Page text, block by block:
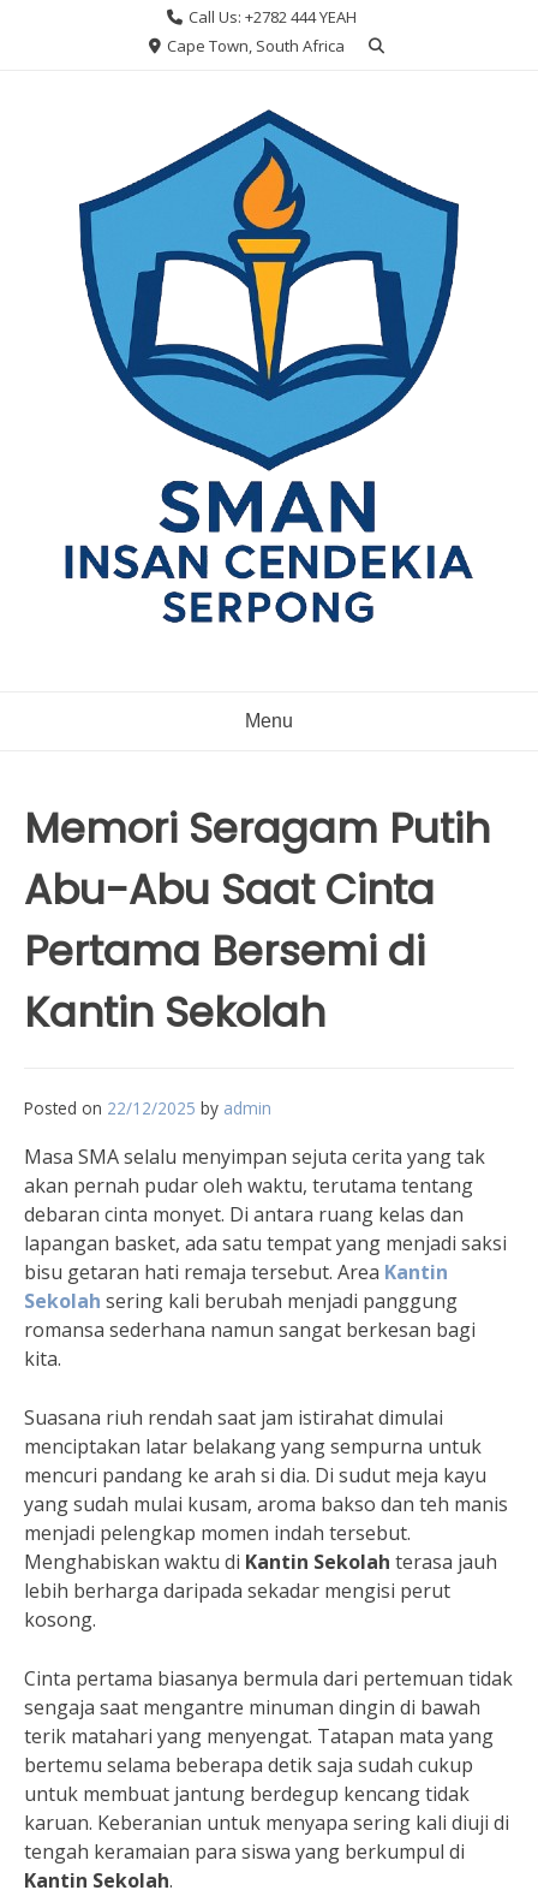
Call Us: +2782 444 YEAH
Cape Town, South Africa
Menu
Memori Seragam Putih
Abu-Abu Saat Cinta
Pertama Bersemi di
Kantin Sekolah
Posted on 22/12/2025 by admin
Masa SMA selalu menyimpan sejuta cerita yang tak
akan pernah pudar oleh waktu, terutama tentang
debaran cinta monyet. Di antara ruang kelas dan
lapangan basket, ada satu tempat yang menjadi saksi
bisu getaran hati remaja tersebut. Area Kantin
Sekolah sering kali berubah menjadi panggung
romansa sederhana namun sangat berkesan bagi
kita.
Suasana riuh rendah saat jam istirahat dimulai
menciptakan latar belakang yang sempurna untuk
mencuri pandang ke arah si dia. Di sudut meja kayu
yang sudah mulai kusam, aroma bakso dan teh manis
menjadi pelengkap momen indah tersebut.
Menghabiskan waktu di Kantin Sekolah terasa jauh
lebih berharga daripada sekadar mengisi perut
kosong.
Cinta pertama biasanya bermula dari pertemuan tidak
sengaja saat mengantre minuman dingin di bawah
terik matahari yang menyengat. Tatapan mata yang
bertemu selama beberapa detik saja sudah cukup
untuk membuat jantung berdegup kencang tidak
karuan. Keberanian untuk menyapa sering kali diuji di
tengah keramaian para siswa yang berkumpul di
Kantin Sekolah.